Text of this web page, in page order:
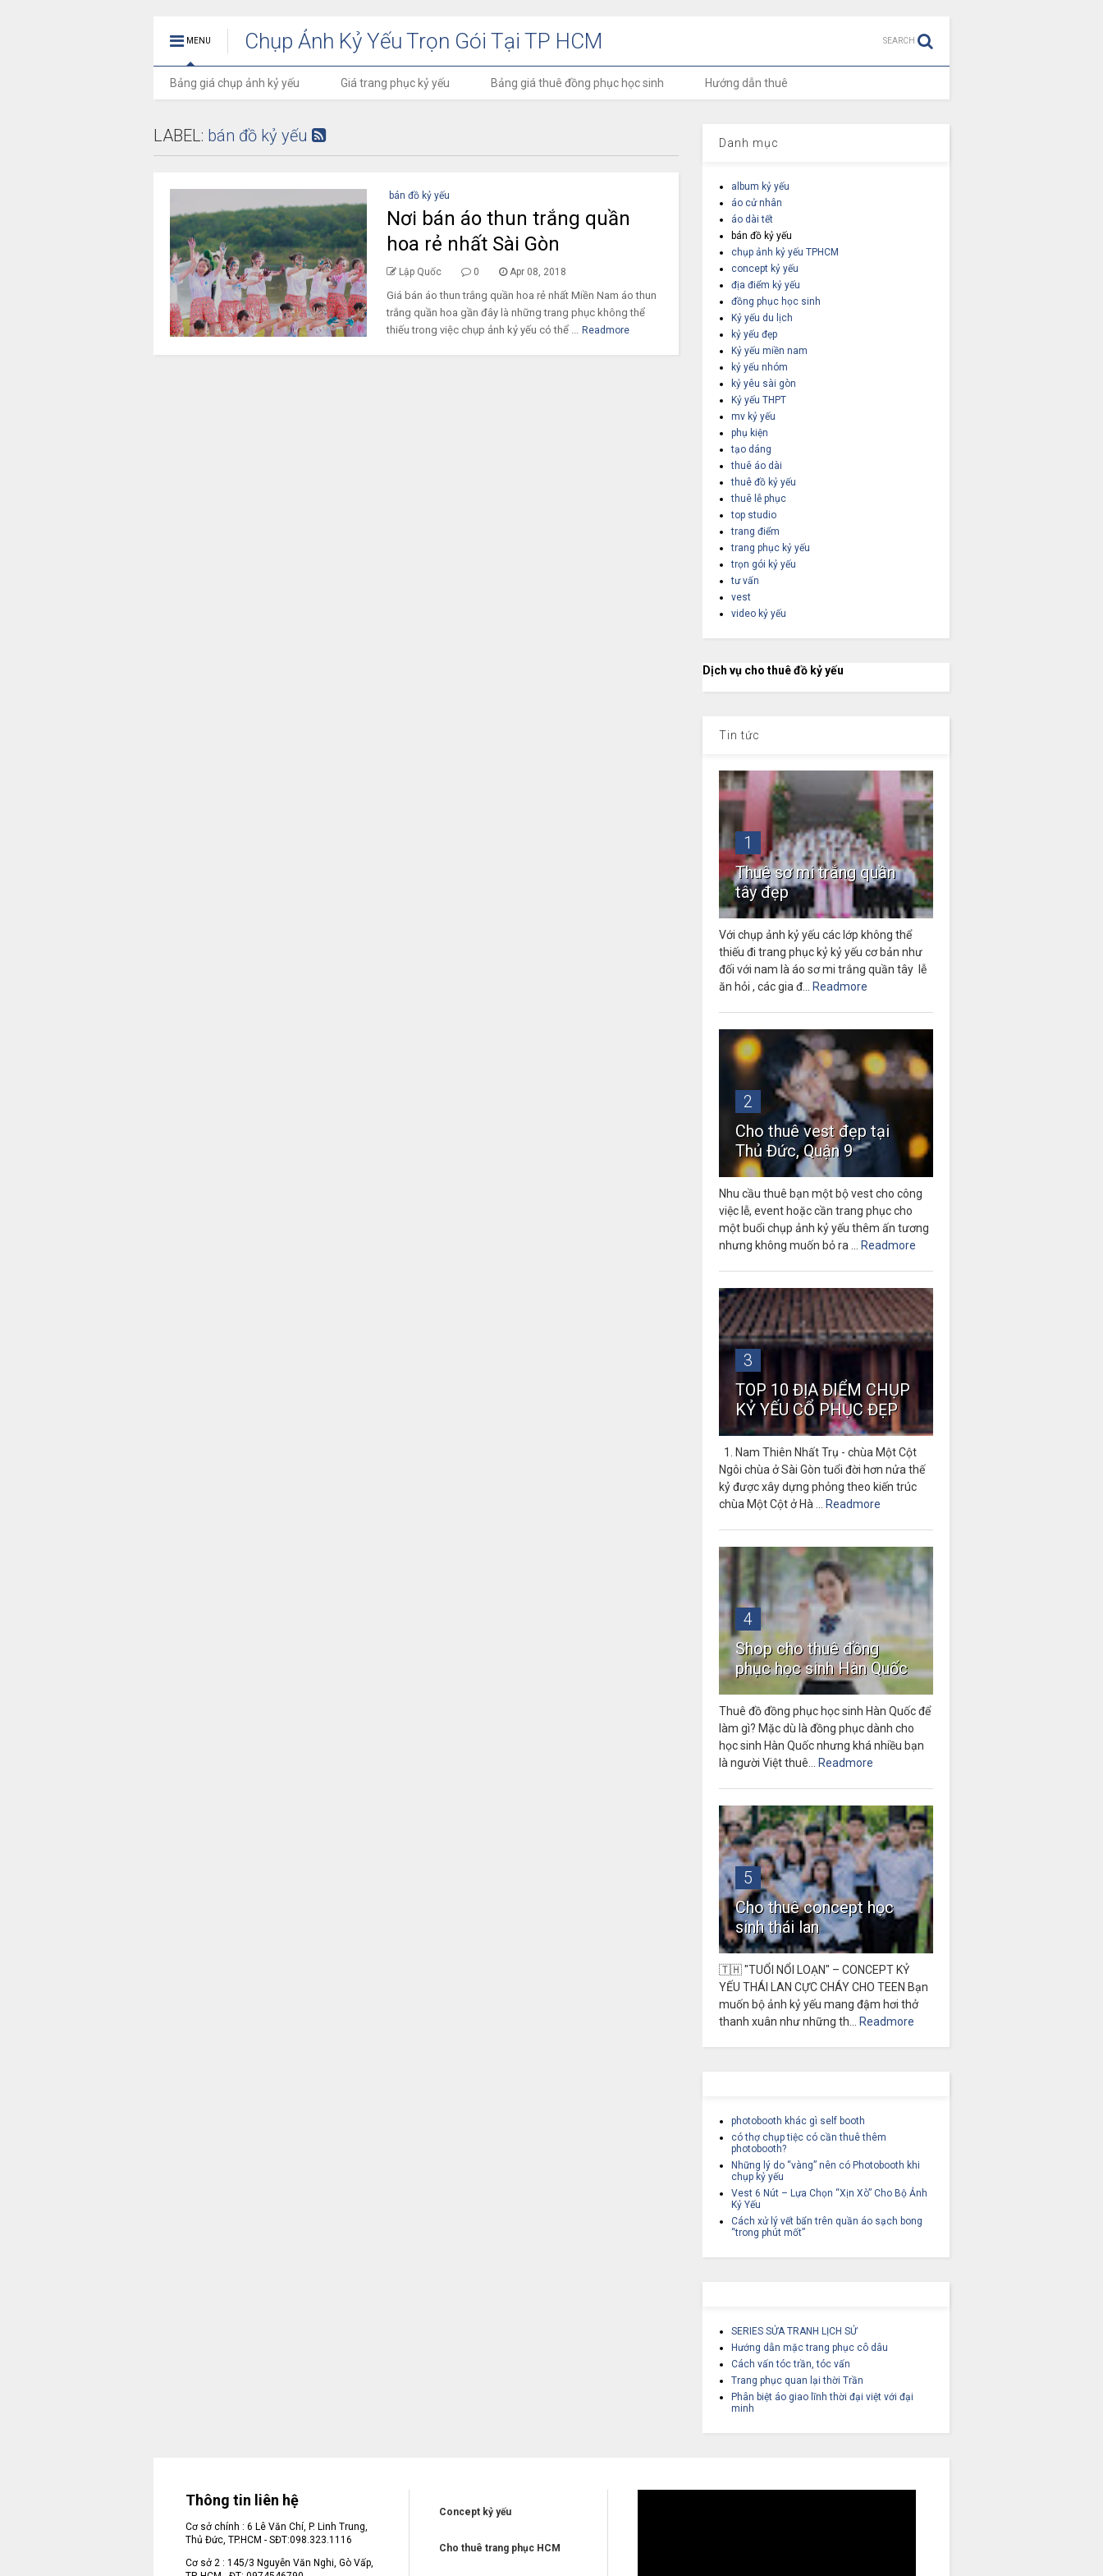
MENU Chụp Ảnh Kỷ Yếu Trọn Gói Tại TP HCM SEARCH
Bảng giá chụp ảnh kỷ yếu Giá trang phục kỷ yếu Bảng giá thuê đồng phục học sinh Hướng dẫn thuê
LABEL: bán đồ kỷ yếu
bán đồ kỷ yếu
Nơi bán áo thun trắng quần
hoa rẻ nhất Sài Gòn
Lập Quốc 0 Apr 08, 2018
Giá bán áo thun trắng quần hoa rẻ nhất Miền Nam áo thun
trắng quần hoa gần đây là những trang phục không thể
thiếu trong việc chụp ảnh kỷ yếu có thể ... Readmore
Danh mục
album kỷ yếu
áo cử nhân
áo dài tết
bán đồ kỷ yếu
chụp ảnh kỷ yếu TPHCM
concept kỷ yếu
địa điểm kỷ yếu
đồng phục học sinh
Kỷ yếu du lịch
kỷ yếu đẹp
Kỷ yếu miền nam
kỷ yếu nhóm
kỷ yêu sài gòn
Kỷ yếu THPT
mv kỷ yếu
phụ kiện
tạo dáng
thuê áo dài
thuê đồ kỷ yếu
thuê lễ phục
top studio
trang điểm
trang phục kỷ yếu
trọn gói kỷ yếu
tư vấn
vest
video kỷ yếu
Dịch vụ cho thuê đồ kỷ yếu
Tin tức
1
Thuê sơ mi trắng quần
tây đẹp
Với chụp ảnh kỷ yếu các lớp không thể
thiếu đi trang phục kỷ kỷ yếu cơ bản như
đối với nam là áo sơ mi trắng quần tây lễ
ăn hỏi , các gia đ... Readmore
2
Cho thuê vest đẹp tại
Thủ Đức, Quận 9
Nhu cầu thuê bạn một bộ vest cho công
việc lễ, event hoặc cần trang phục cho
một buổi chụp ảnh kỷ yếu thêm ấn tương
nhưng không muốn bỏ ra ... Readmore
3
TOP 10 ĐỊA ĐIỂM CHỤP
KỶ YẾU CỔ PHỤC ĐẸP
1. Nam Thiên Nhất Trụ - chùa Một Cột
Ngôi chùa ở Sài Gòn tuổi đời hơn nửa thế
kỷ được xây dựng phỏng theo kiến trúc
chùa Một Cột ở Hà ... Readmore
4
Shop cho thuê đồng
phục học sinh Hàn Quốc
Thuê đồ đồng phục học sinh Hàn Quốc để
làm gì? Mặc dù là đồng phục dành cho
học sinh Hàn Quốc nhưng khá nhiều bạn
là người Việt thuê... Readmore
5
Cho thuê concept học
sinh thái lan
🇹🇭 "TUỔI NỔI LOẠN" – CONCEPT KỶ
YẾU THÁI LAN CỰC CHÁY CHO TEEN Bạn
muốn bộ ảnh kỷ yếu mang đậm hơi thở
thanh xuân như những th... Readmore
photobooth khác gì self booth
có thợ chụp tiệc có cần thuê thêm
photobooth?
Những lý do “vàng” nên có Photobooth khi
chụp kỷ yếu
Vest 6 Nút – Lựa Chọn “Xịn Xò” Cho Bộ Ảnh
Kỷ Yếu
Cách xử lý vết bẩn trên quần áo sạch bong
“trong phút mốt”
SERIES SỬA TRANH LỊCH SỬ
Hướng dẫn mặc trang phục cô dâu
Cách vấn tóc trần, tóc vấn
Trang phục quan lại thời Trần
Phân biệt áo giao lĩnh thời đại việt với đại
minh
Thông tin liên hệ
Cơ sở chính : 6 Lê Văn Chí, P. Linh Trung,
Thủ Đức, TP.HCM - SĐT:098.323.1116
Cơ sở 2 : 145/3 Nguyễn Văn Nghi, Gò Vấp,
Concept kỷ yếu
Cho thuê trang phục HCM